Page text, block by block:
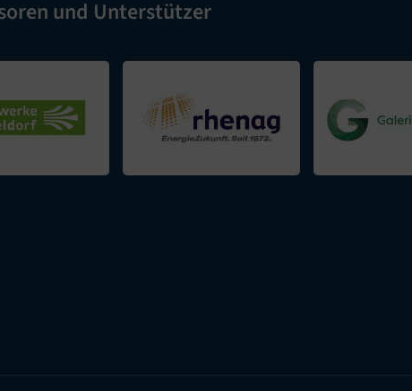
und Unterstützer